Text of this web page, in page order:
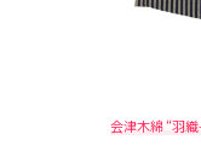
会津木綿 “羽